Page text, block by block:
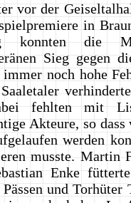
vor der
in
konnten die
Sieg gegen
noch hohe
fehlten mit
Akteure, so dass
werden
musste. Martin
Enke
und Torhüter